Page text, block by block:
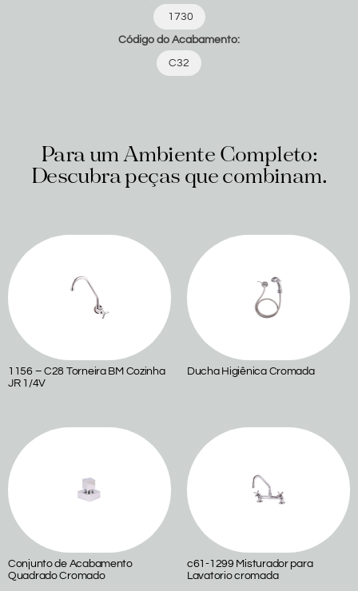
1730
Código do Acabamento:
C32
Para um Ambiente Completo:
Descubra peças que combinam.
1156 – C28 Torneira BM Cozinha
JR 1/4V
Ducha Higiênica Cromada
Conjunto de Acabamento
Quadrado Cromado
c61-1299 Misturador para
Lavatorio cromada